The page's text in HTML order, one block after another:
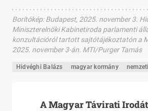
Borítókép:Budapest, 2025. november 3.
Miniszterelnöki Kabinetiroda parlamenti
konzultációról tartott sajtótájékoztatón a
2025. november 3-án. MTI/Purger Tamás
Hidvéghi Balázs magyar kormány
A Magyar Távirati Irodát